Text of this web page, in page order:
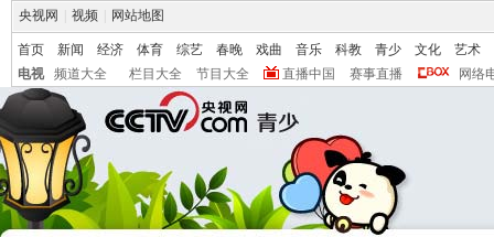
央视网 视频 网站地图
首页 新闻 经济 体育 综艺 春晚 戏曲 音乐 科教 青少 文化
艺术
电视
频道大全 栏目大全 节目大全 直播中国 赛事直播 网络